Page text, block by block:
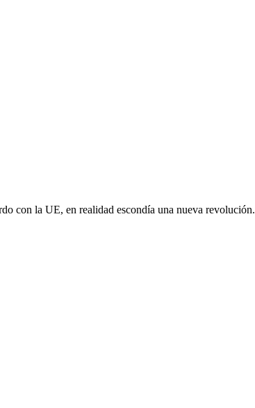
con la UE, en realidad escondía una nueva revolución.